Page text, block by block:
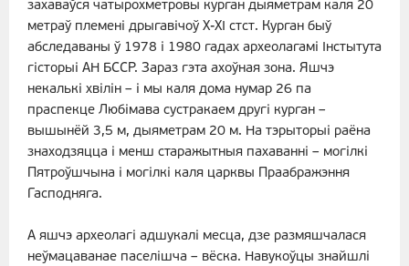
захаваўся чатырохметровы курган дыяметрам каля 20
метраў племені дрыгавічоў Х-ХІ стст. Курган быў
абследаваны ў 1978 і 1980 гадах археолагамі Інстытута
гісторыі АН БССР. Зараз гэта ахоўная зона. Яшчэ
некалькі хвілін – і мы каля дома нумар 26 па
праспекце Любімава сустракаем другі курган –
вышынёй 3,5 м, дыяметрам 20 м. На тэрыторыі раёна
знаходзяцца і менш старажытныя пахаванні – могілкі
Пятроўшчына і могілкі каля царквы Праабражэння
Гасподняга.
А яшчэ археолагі адшукалі месца, дзе размяшчалася
неўмацаванае паселішча – вёска. Навукоўцы знайшлі